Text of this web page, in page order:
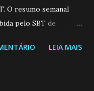
O resumo semanal
pelo SBT de
08/06/26 a 14/06/26
LEIA MAIS